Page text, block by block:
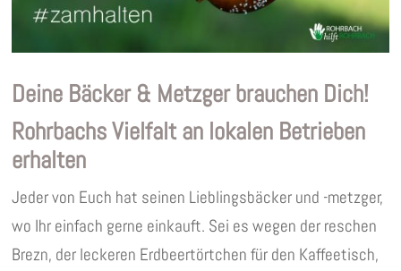
Deine Bäcker & Metzger brauchen Dich!
Rohrbachs Vielfalt an lokalen Betrieben
erhalten
Jeder von Euch hat seinen Lieblingsbäcker und -metzger,
wo Ihr einfach gerne einkauft. Sei es wegen der reschen
Brezn, der leckeren Erdbeertörtchen für den Kaffeetisch,